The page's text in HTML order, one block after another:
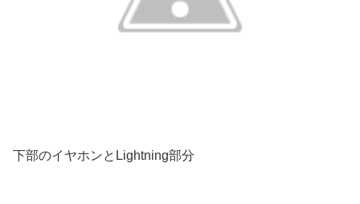
下部のイヤホンとLightning部分